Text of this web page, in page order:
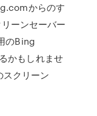
からのす
ーンセーバー
のBing
かもしれませ
クリーン